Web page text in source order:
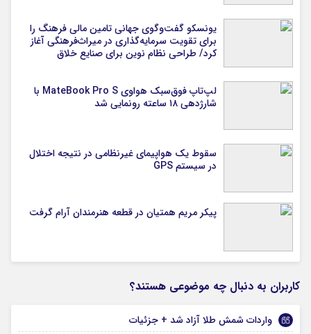
یونسکو گفت‌وگوی جهانی تامین مالی فرهنگ را
برای تقویت سرمایه‌گذاری در میراث‌فرهنگی آغاز
کرد/ طراحی نظام نوین برای صنایع خلاق
لپ‌تاپ فوق‌سبک هواوی MateBook Pro S با
شارژدهی ۱۸ ساعته رونمایی شد
سقوط یک هواپیمای غیرنظامی در نتیجه اختلال
در سیستم‌ GPS
پیکر مریم همتیان در قطعه هنرمندان آرام گرفت
کاربران به دنبال چه موضوعی هستند؟
واردات شمش طلا آزاد شد + جزئیات